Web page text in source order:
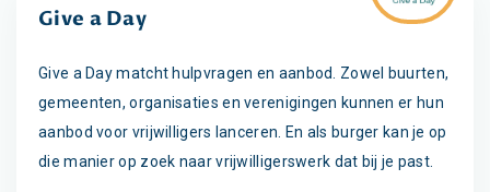
Give a Day
Give a Day matcht hulpvragen en aanbod. Zowel buurten,
gemeenten, organisaties en verenigingen kunnen er hun
aanbod voor vrijwilligers lanceren. En als burger kan je op
die manier op zoek naar vrijwilligerswerk dat bij je past.